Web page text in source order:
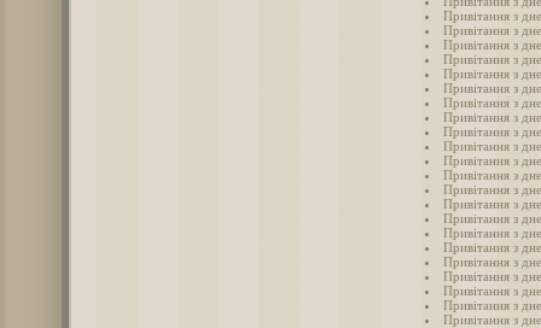
Привітання з
Привітання з
Привітання з
Привітання з
Привітання з
Привітання з
Привітання з
Привітання з
Привітання з
Привітання з
Привітання з
Привітання з
Привітання з
Привітання з
Привітання з
Привітання з
Привітання з
Привітання з
Привітання з
Привітання з
Привітання з
Привітання з